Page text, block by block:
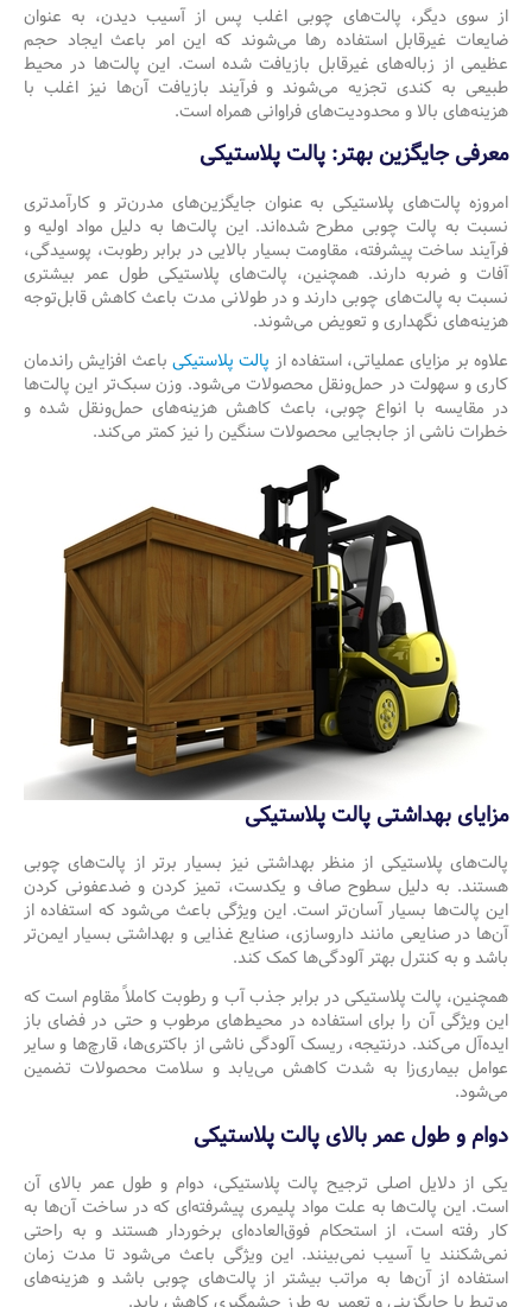
از سوی دیگر، پالت‌های چوبی اغلب پس از آسیب دیدن، به عنوان
ضایعات غیرقابل استفاده رها می‌شوند که این امر باعث ایجاد حجم
عظیمی از زباله‌های غیرقابل بازیافت شده است. این پالت‌ها در محیط
طبیعی به کندی تجزیه می‌شوند و فرآیند بازیافت آن‌ها نیز اغلب با
هزینه‌های بالا و محدودیت‌های فراوانی همراه است.
معرفی جایگزین بهتر: پالت پلاستیکی
امروزه پالت‌های پلاستیکی به عنوان جایگزین‌های مدرن‌تر و کارآمدتری
نسبت به پالت چوبی مطرح شده‌اند. این پالت‌ها به دلیل مواد اولیه و
فرآیند ساخت پیشرفته، مقاومت بسیار بالایی در برابر رطوبت، پوسیدگی،
آفات و ضربه دارند. همچنین، پالت‌های پلاستیکی طول عمر بیشتری
نسبت به پالت‌های چوبی دارند و در طولانی مدت باعث کاهش قابل‌توجه
هزینه‌های نگهداری و تعویض می‌شوند.
علاوه بر مزایای عملیاتی، استفاده از پالت پلاستیکی باعث افزایش راندمان
کاری و سهولت در حمل‌ونقل محصولات می‌شود. وزن سبک‌تر این پالت‌ها
در مقایسه با انواع چوبی، باعث کاهش هزینه‌های حمل‌ونقل شده و
خطرات ناشی از جابجایی محصولات سنگین را نیز کمتر می‌کند.
مزایای بهداشتی پالت پلاستیکی
پالت‌های پلاستیکی از منظر بهداشتی نیز بسیار برتر از پالت‌های چوبی
هستند. به دلیل سطوح صاف و یکدست، تمیز کردن و ضدعفونی کردن
این پالت‌ها بسیار آسان‌تر است. این ویژگی باعث می‌شود که استفاده از
آن‌ها در صنایعی مانند داروسازی، صنایع غذایی و بهداشتی بسیار ایمن‌تر
باشد و به کنترل بهتر آلودگی‌ها کمک کند.
همچنین، پالت پلاستیکی در برابر جذب آب و رطوبت کاملاً مقاوم است که
این ویژگی آن را برای استفاده در محیط‌های مرطوب و حتی در فضای باز
ایده‌آل می‌کند. درنتیجه، ریسک آلودگی ناشی از باکتری‌ها، قارچ‌ها و سایر
عوامل بیماری‌زا به شدت کاهش می‌یابد و سلامت محصولات تضمین
می‌شود.
دوام و طول عمر بالای پالت پلاستیکی
یکی از دلایل اصلی ترجیح پالت پلاستیکی، دوام و طول عمر بالای آن
است. این پالت‌ها به علت مواد پلیمری پیشرفته‌ای که در ساخت آن‌ها به
کار رفته است، از استحکام فوق‌العاده‌ای برخوردار هستند و به راحتی
نمی‌شکنند یا آسیب نمی‌بینند. این ویژگی باعث می‌شود تا مدت زمان
استفاده از آن‌ها به مراتب بیشتر از پالت‌های چوبی باشد و هزینه‌های